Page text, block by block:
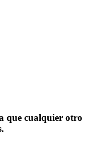
que cualquier otro